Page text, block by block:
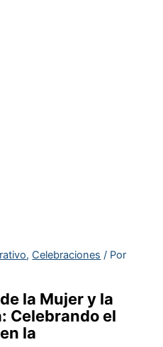
, Celebraciones / Por
la Mujer y la
Celebrando el
la